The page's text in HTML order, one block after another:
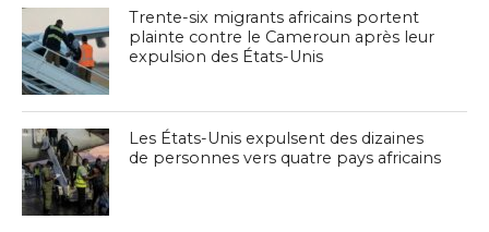
Trente-six migrants africains portent
plainte contre le Cameroun après leur
expulsion des États-Unis
Les États-Unis expulsent des dizaines
de personnes vers quatre pays africains